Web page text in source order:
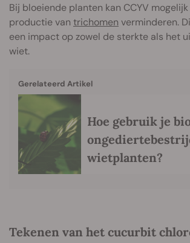
Bij bloeiende planten kan CCYV
productie van trichomen verminderen.
een impact op zowel de sterkte als het
wiet.
Gerelateerd Artikel
Hoe gebruik je
wietplanten?
Tekenen van het cucurbit